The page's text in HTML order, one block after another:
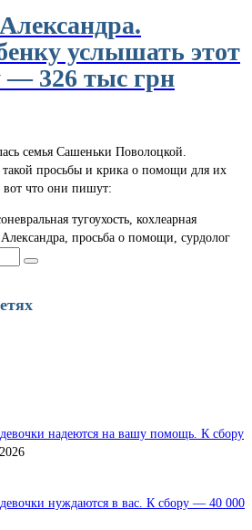
услышать этот
— 326 тыс грн
семья Сашеньки Поволоцкой.
просьбы и крика о помощи для их
вот что они пишут:
тугоухость, кохлеарная
просьба о помощи, сурдолог
надеются на вашу помощь. К сбору
нуждаются в вас. К сбору — 40 000